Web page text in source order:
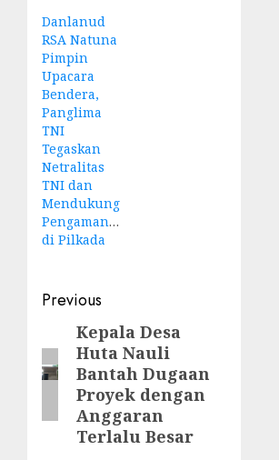
Danlanud
RSA Natuna
Pimpin
Upacara
Bendera,
Panglima
TNI
Tegaskan
Netralitas
TNI dan
Mendukung
Pengamanan
di Pilkada
Post
navigation
Previous
Previous
post:
Kepala Desa
Huta Nauli
Bantah Dugaan
Proyek dengan
Anggaran
Terlalu Besar